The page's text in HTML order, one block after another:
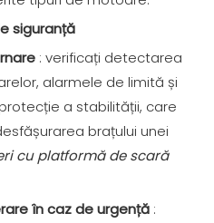
siguranță
: verificați detectarea
alarmele de limită și
a stabilității, care
brațului unei
cu platformă de scară
în caz de urgență :